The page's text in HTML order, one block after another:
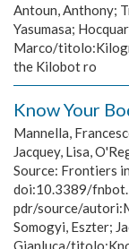
Antoun, Anthony;
Yasumasa;
Marco/
the Kilobot ro
Know Your
Mannella,
Jacquey, Lisa,
Source: Frontiers
doi:10.3389/
pdr/source/
Somogyi, Eszter;
Gianluca/